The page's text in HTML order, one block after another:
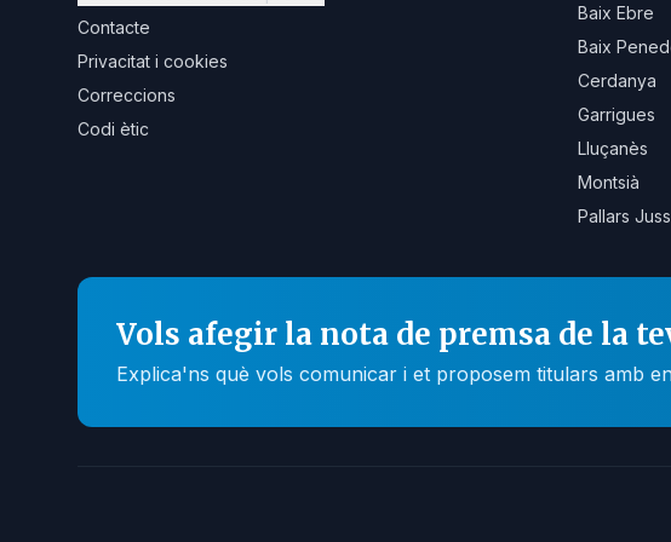
Contacte
Privacitat i cookies
Correccions
Codi ètic
Baix Ebre
Baix
Cerdanya
Garrigues
Lluçanès
Montsià
Pallars
Vols afegir la nota de premsa de la
Explica'ns què vols comunicar i et proposem titulars amb